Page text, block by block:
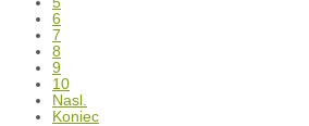
6
7
8
9
10
Nasl.
Koniec